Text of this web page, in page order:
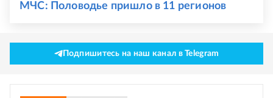
МЧС: Половодье пришло в 11 регионов
Подпишитесь на наш канал в Telegram